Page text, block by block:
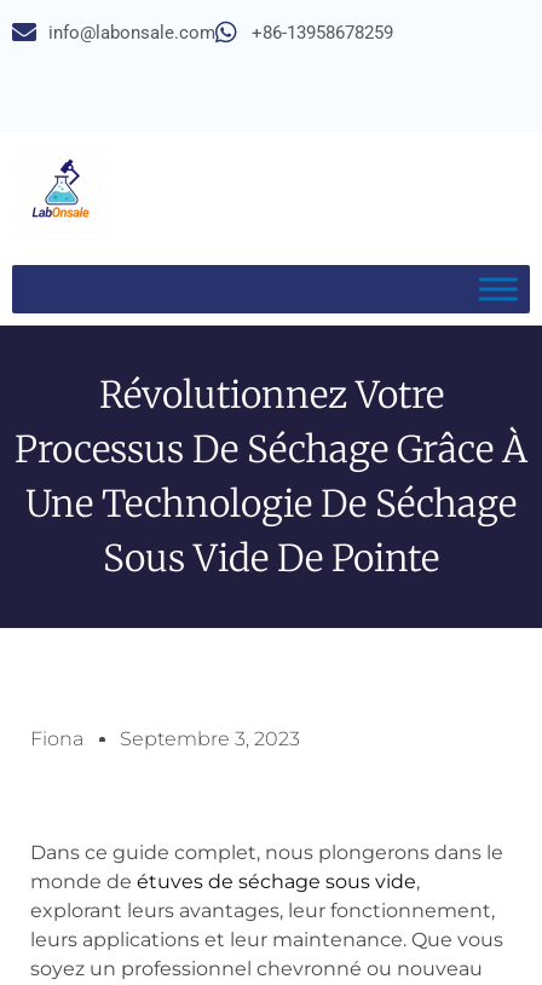
info@labonsale.com +86-13958678259
Révolutionnez Votre
Processus De Séchage Grâce À
Une Technologie De Séchage
Sous Vide De Pointe
Fiona Septembre 3, 2023
Dans ce guide complet, nous plongerons dans le
monde de étuves de séchage sous vide,
explorant leurs avantages, leur fonctionnement,
leurs applications et leur maintenance. Que vous
soyez un professionnel chevronné ou nouveau